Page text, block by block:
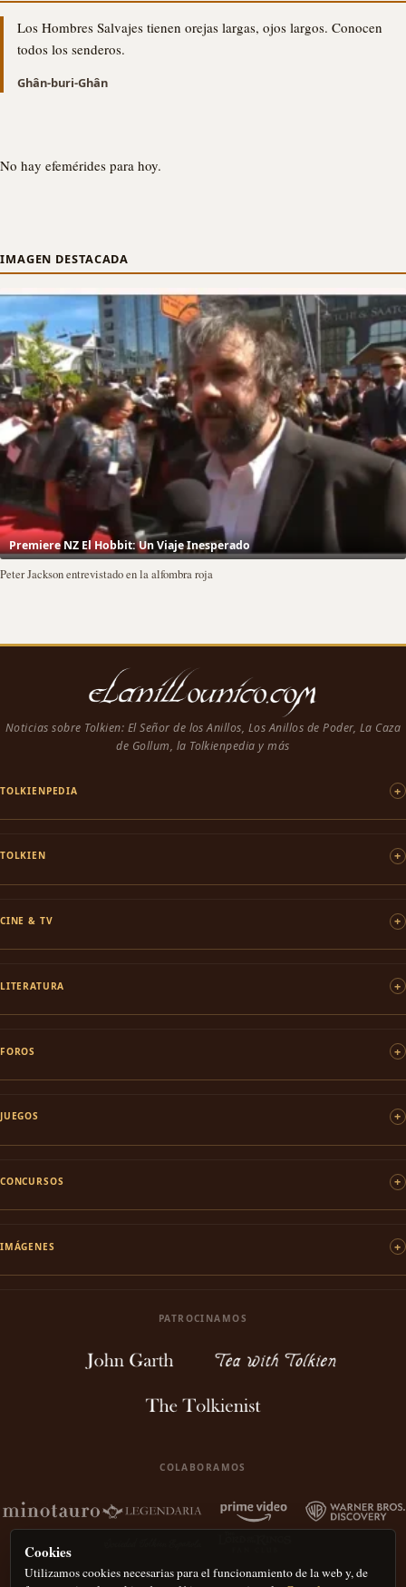
Los Hombres Salvajes tienen orejas largas, ojos largos. Conocen
todos los senderos.
Ghân-buri-Ghân
No hay efemérides para hoy.
IMAGEN DESTACADA
Premiere NZ El Hobbit: Un Viaje Inesperado
Peter Jackson entrevistado en la alfombra roja
Noticias sobre Tolkien: El Señor de los Anillos, Los Anillos de Poder, La Caza
de Gollum, la Tolkienpedia y más
TOLKIENPEDIA
TOLKIEN
CINE & TV
LITERATURA
FOROS
JUEGOS
CONCURSOS
IMÁGENES
PATROCINAMOS
COLABORAMOS
Cookies
Utilizamos cookies necesarias para el funcionamiento de la web y, de